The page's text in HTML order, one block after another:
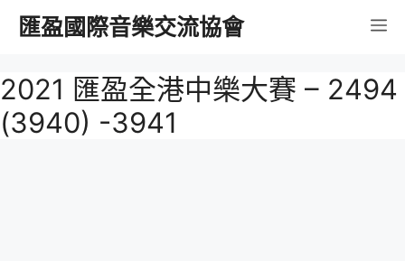
容
匯盈國際音樂交流協會 選
單
2021 匯盈全港中樂大賽 – 2494
(3940) -3941